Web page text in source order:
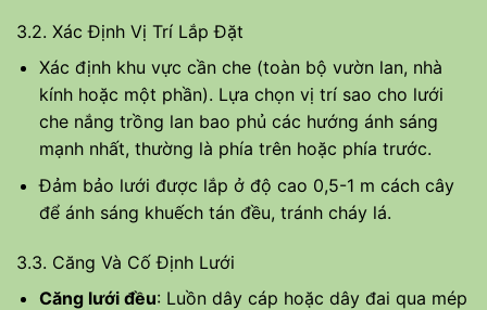
3.2. Xác Định Vị Trí Lắp Đặt
Xác định khu vực cần che (toàn bộ vườn lan, nhà
kính hoặc một phần). Lựa chọn vị trí sao cho lưới
che nắng trồng lan bao phủ các hướng ánh sáng
mạnh nhất, thường là phía trên hoặc phía trước.
Đảm bảo lưới được lắp ở độ cao 0,5-1 m cách cây
để ánh sáng khuếch tán đều, tránh cháy lá.
3.3. Căng Và Cố Định Lưới
Căng lưới đều: Luồn dây cáp hoặc dây đai qua mép